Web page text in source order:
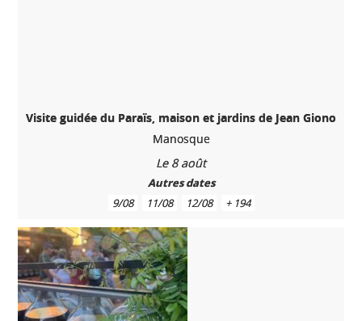
Visite guidée du Paraïs, maison et jardins de Jean Giono
Manosque
Le 8 août
Autres dates
9/08
11/08 12/08 + 194